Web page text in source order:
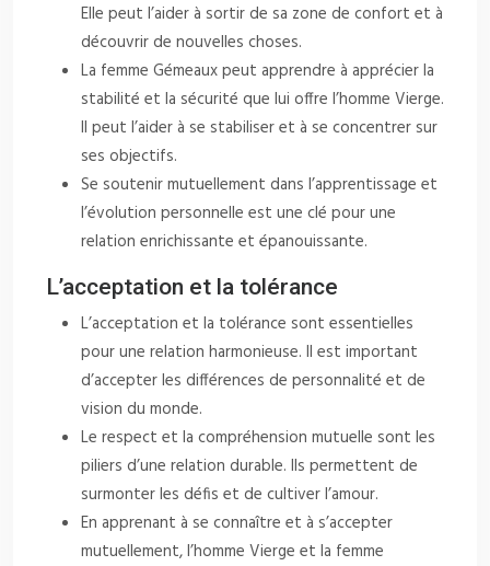
Elle peut l’aider à sortir de sa zone de confort et à
découvrir de nouvelles choses.
La femme Gémeaux peut apprendre à apprécier la
stabilité et la sécurité que lui offre l’homme Vierge.
Il peut l’aider à se stabiliser et à se concentrer sur
ses objectifs.
Se soutenir mutuellement dans l’apprentissage et
l’évolution personnelle est une clé pour une
relation enrichissante et épanouissante.
L’acceptation et la tolérance
L’acceptation et la tolérance sont essentielles
pour une relation harmonieuse. Il est important
d’accepter les différences de personnalité et de
vision du monde.
Le respect et la compréhension mutuelle sont les
piliers d’une relation durable. Ils permettent de
surmonter les défis et de cultiver l’amour.
En apprenant à se connaître et à s’accepter
mutuellement, l’homme Vierge et la femme